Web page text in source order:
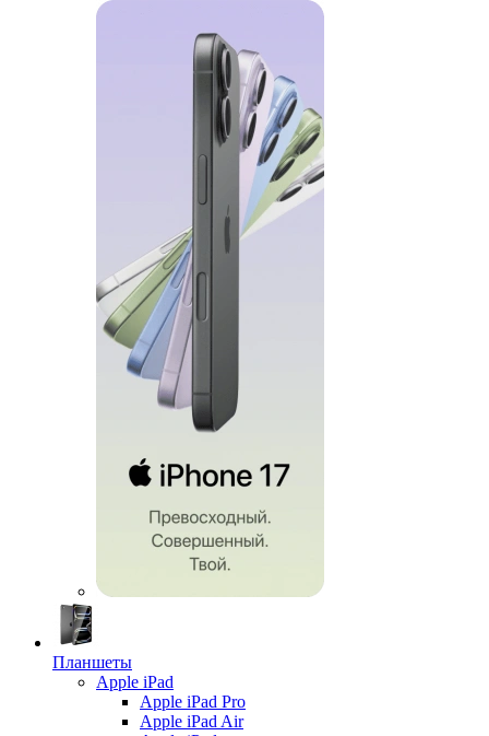
Планшеты
Apple iPad
Apple iPad Pro
Apple iPad Air